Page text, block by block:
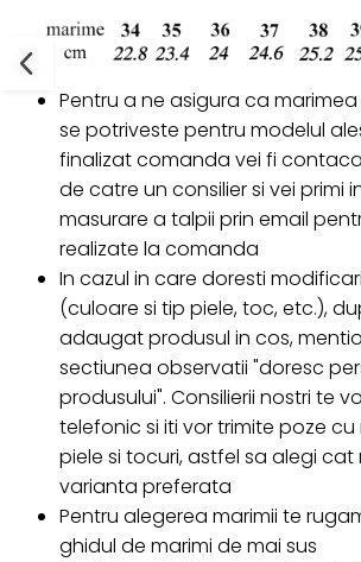
Pentru a ne asigura ca
se potriveste pentru modelul
finalizat comanda vei fi
de catre un consilier si vei primi
masurare a talpii prin email
realizate la comanda
In cazul in care doresti
(culoare si tip piele, toc, etc.),
adaugat produsul in cos,
sectiunea observatii "doresc
produsului". Consilierii nostri te
telefonic si iti vor trimite poze
piele si tocuri, astfel sa alegi cat
varianta preferata
Pentru alegerea marimii te
ghidul de marimi de mai sus